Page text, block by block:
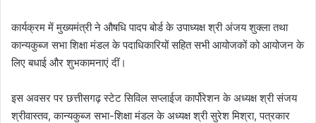
कार्यक्रम में मुख्यमंत्री ने औषधि पादप बोर्ड के उपाध्यक्ष श्री अंजय शुक्ला तथा
कान्यकुब्ज सभा शिक्षा मंडल के पदाधिकारियों सहित सभी आयोजकों को आयोजन के
लिए बधाई और शुभकामनाएं दीं।
इस अवसर पर छत्तीसगढ़ स्टेट सिविल सप्लाईज कार्पोरेशन के अध्यक्ष श्री संजय
श्रीवास्तव, कान्यकुब्ज सभा-शिक्षा मंडल के अध्यक्ष श्री सुरेश मिश्रा, पत्रकार